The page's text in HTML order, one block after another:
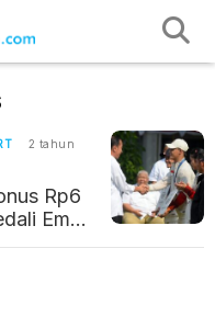
2 tahun
Rp6
Emas